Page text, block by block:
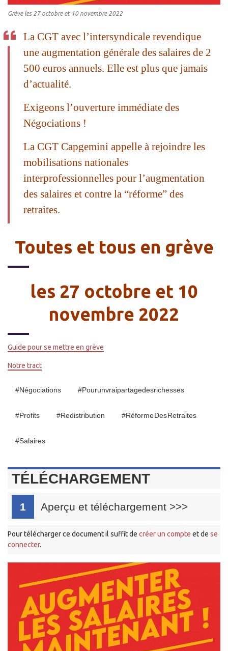
Grève les 27 octobre et 10 novembre 2022
La CGT avec l’intersyndicale revendique
une augmentation générale des salaires de 2
500 euros annuels. Elle est plus que jamais
d’actualité.
Exigeons l’ouverture immédiate des
Négociations !
La CGT Capgemini appelle à rejoindre les
mobilisations nationales
interprofessionnelles pour l’augmentation
des salaires et contre la “réforme” des
retraites.
Toutes et tous en grève
les 27 octobre et 10
novembre 2022
Guide pour se mettre en grève
Notre tract
#négociations #pourunvraipartagedesrichesses
#profits #redistribution #Réforme Des Retraites
#salaires
TÉLÉCHARGEMENT
1 Aperçu et téléchargement >>>
Pour télécharger ce document il suffit de créer un compte et de se
connecter.